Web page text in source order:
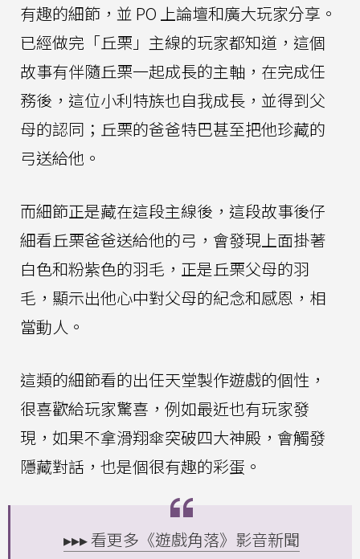
有趣的細節，並 PO 上論壇和廣大玩家分享。
已經做完「丘栗」主線的玩家都知道，這個
故事有伴隨丘栗一起成長的主軸，在完成任
務後，這位小利特族也自我成長，並得到父
母的認同；丘栗的爸爸特巴甚至把他珍藏的
弓送給他。
而細節正是藏在這段主線後，這段故事後仔
細看丘栗爸爸送給他的弓，會發現上面掛著
白色和粉紫色的羽毛，正是丘栗父母的羽
毛，顯示出他心中對父母的紀念和感恩，相
當動人。
這類的細節看的出任天堂製作遊戲的個性，
很喜歡給玩家驚喜，例如最近也有玩家發
現，如果不拿滑翔傘突破四大神殿，會觸發
隱藏對話，也是個很有趣的彩蛋。
▸▸▸ 看更多《遊戲角落》影音新聞